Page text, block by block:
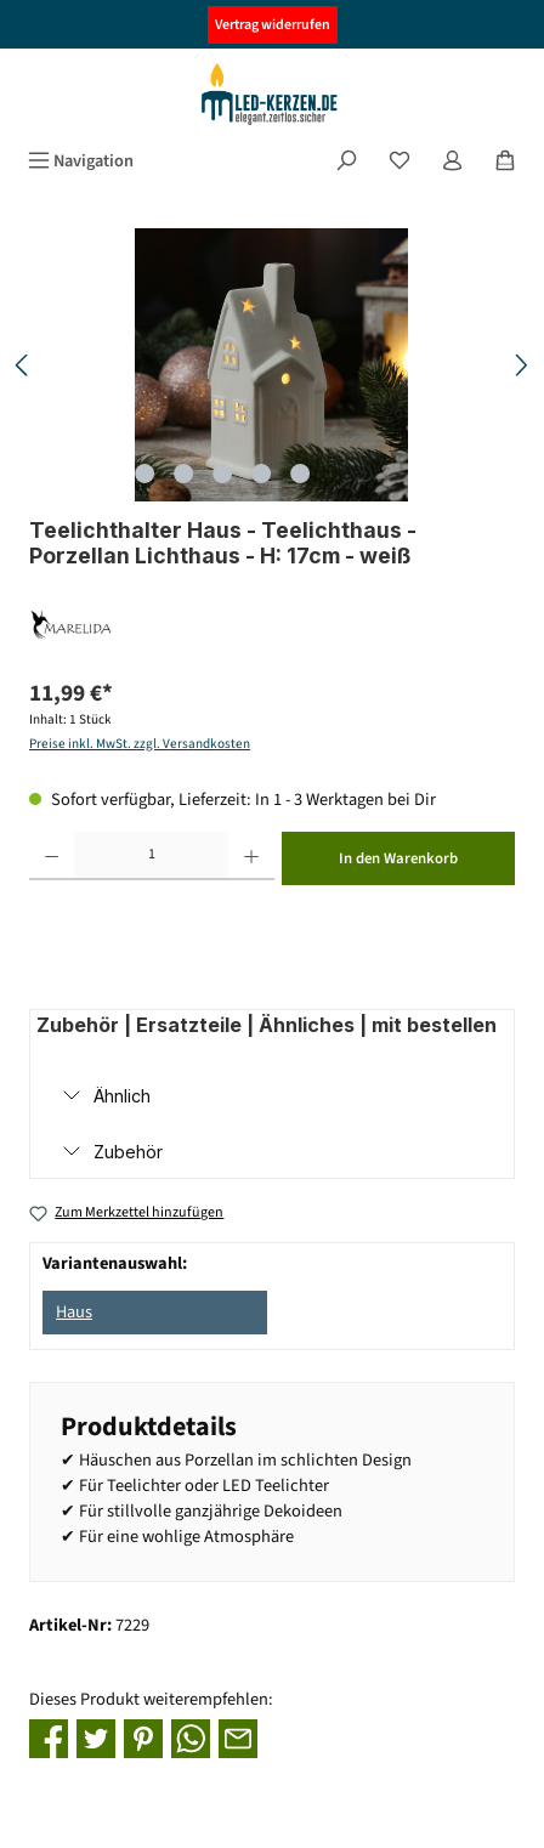
Vertrag widerrufen
Navigation
Teelichthalter Haus - Teelichthaus -
Porzellan Lichthaus - H: 17cm - weiß
11,99 €*
Inhalt: 1 Stück
Preise inkl. MwSt. zzgl. Versandkosten
Sofort verfügbar, Lieferzeit: In 1 - 3 Werktagen bei Dir
In den Warenkorb
Zubehör | Ersatzteile | Ähnliches | mit bestellen
Ähnlich
Zubehör
Zum Merkzettel hinzufügen
Variantenauswahl:
Haus
Produktdetails
✔ Häuschen aus Porzellan im schlichten Design
✔ Für Teelichter oder LED Teelichter
✔ Für stillvolle ganzjährige Dekoideen
✔ Für eine wohlige Atmosphäre
Artikel-Nr:7229
Dieses Produkt weiterempfehlen: